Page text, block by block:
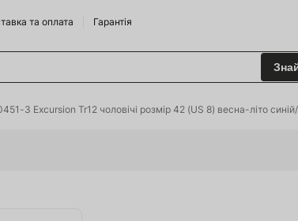
та оплата Гарантія
Сидрариї
3 Excursion Tr12 чоловічі розмір 42 (US 8) весна-літо